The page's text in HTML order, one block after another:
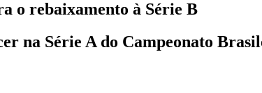
o rebaixamento à Série B
na Série A do Campeonato